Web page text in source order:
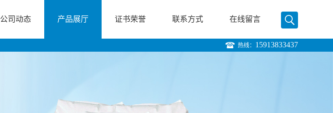
公司动态 产品展厅 证书荣誉 联系方式 在线留言
热线： 15913833437